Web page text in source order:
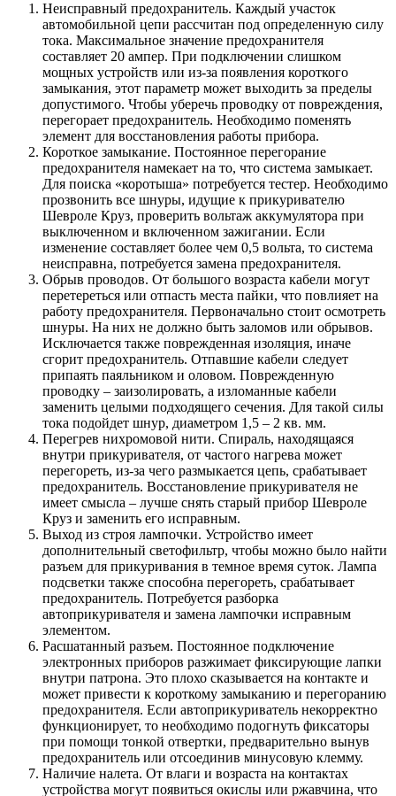
Неисправный предохранитель. Каждый участок
автомобильной цепи рассчитан под определенную силу
тока. Максимальное значение предохранителя
составляет 20 ампер. При подключении слишком
мощных устройств или из-за появления короткого
замыкания, этот параметр может выходить за пределы
допустимого. Чтобы уберечь проводку от повреждения,
перегорает предохранитель. Необходимо поменять
элемент для восстановления работы прибора.
Короткое замыкание. Постоянное перегорание
предохранителя намекает на то, что система замыкает.
Для поиска «коротыша» потребуется тестер. Необходимо
прозвонить все шнуры, идущие к прикуривателю
Шевроле Круз, проверить вольтаж аккумулятора при
выключенном и включенном зажигании. Если
изменение составляет более чем 0,5 вольта, то система
неисправна, потребуется замена предохранителя.
Обрыв проводов. От большого возраста кабели могут
перетереться или отпасть места пайки, что повлияет на
работу предохранителя. Первоначально стоит осмотреть
шнуры. На них не должно быть заломов или обрывов.
Исключается также поврежденная изоляция, иначе
сгорит предохранитель. Отпавшие кабели следует
припаять паяльником и оловом. Поврежденную
проводку – заизолировать, а изломанные кабели
заменить целыми подходящего сечения. Для такой силы
тока подойдет шнур, диаметром 1,5 – 2 кв. мм.
Перегрев нихромовой нити. Спираль, находящаяся
внутри прикуривателя, от частого нагрева может
перегореть, из-за чего размыкается цепь, срабатывает
предохранитель. Восстановление прикуривателя не
имеет смысла – лучше снять старый прибор Шевроле
Круз и заменить его исправным.
Выход из строя лампочки. Устройство имеет
дополнительный светофильтр, чтобы можно было найти
разъем для прикуривания в темное время суток. Лампа
подсветки также способна перегореть, срабатывает
предохранитель. Потребуется разборка
автоприкуривателя и замена лампочки исправным
элементом.
Расшатанный разъем. Постоянное подключение
электронных приборов разжимает фиксирующие лапки
внутри патрона. Это плохо сказывается на контакте и
может привести к короткому замыканию и перегоранию
предохранителя. Если автоприкуриватель некорректно
функционирует, то необходимо подогнуть фиксаторы
при помощи тонкой отвертки, предварительно вынув
предохранитель или отсоединив минусовую клемму.
Наличие налета. От влаги и возраста на контактах
устройства могут появиться окислы или ржавчина, что